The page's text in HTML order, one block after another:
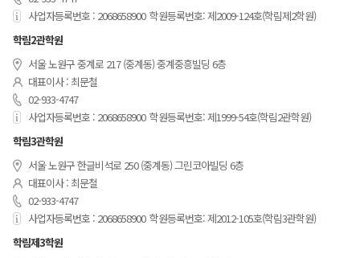
사업자등록번호 : 2068658900 학원등록번호: 제2009-124호(학림제2학원)
학림2관학원
서울 노원구 중계로 217 (중계동) 중계중흥빌딩 6층
대표이사 : 최문철
02-933-4747
사업자등록번호 : 2068658900 학원등록번호: 제1999-54호(학림2관학원)
학림3관학원
서울 노원구 한글비석로 250 (중계동) 그린코아빌딩 6층
대표이사 : 최문철
02-933-4747
사업자등록번호 : 2068658900 학원등록번호: 제2012-105호(학림3관학원)
학림제3학원